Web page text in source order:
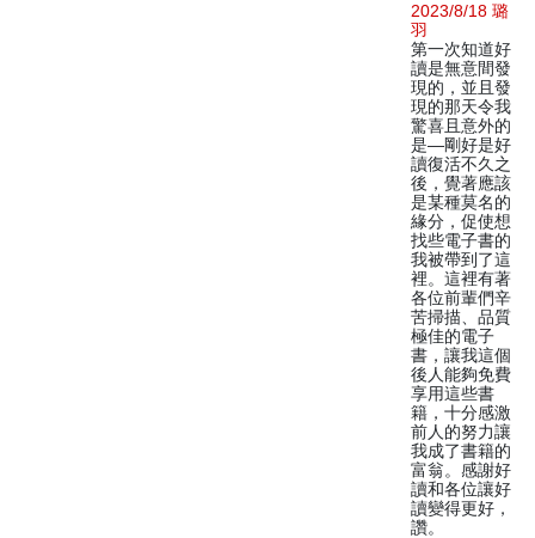
2023/8/18 璐
羽
第一次知道好
讀是無意間發
現的，並且發
現的那天令我
驚喜且意外的
是—剛好是好
讀復活不久之
後，覺著應該
是某種莫名的
緣分，促使想
找些電子書的
我被帶到了這
裡。這裡有著
各位前輩們辛
苦掃描、品質
極佳的電子
書，讓我這個
後人能夠免費
享用這些書
籍，十分感激
前人的努力讓
我成了書籍的
富翁。感謝好
讀和各位讓好
讀變得更好，
讚。